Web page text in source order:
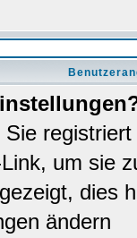
um sie
dies
ändern